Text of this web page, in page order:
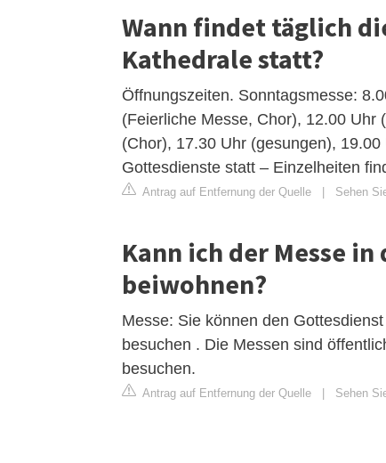
Wann findet täglich
Kathedrale statt?
Öffnungszeiten. Sonntagsmesse:
(Feierliche Messe, Chor), 12.00 Uhr
(Chor), 17.30 Uhr (gesungen),
Gottesdienste statt – Einzelheiten
Antrag auf Entfernung der Quelle Sehen
Kann ich der Messe
beiwohnen?
Messe: Sie können den
besuchen . Die Messen sind
besuchen.
Antrag auf Entfernung der Quelle Sehen